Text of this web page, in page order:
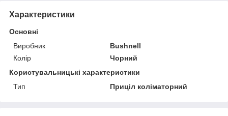
Характеристики
Основні
Виробник
Bushnell
Колір
Чорний
Користувальницькі характеристики
Тип
Приціл коліматорний